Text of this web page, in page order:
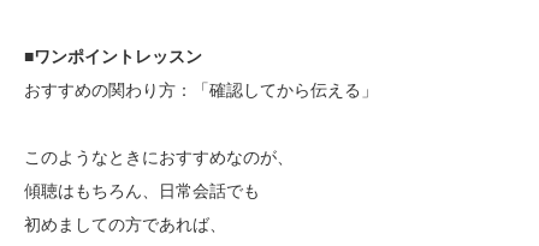
■ワンポイントレッスン
おすすめの関わり方：「確認してから伝える」
このようなときにおすすめなのが、
傾聴はもちろん、日常会話でも
初めましての方であれば、